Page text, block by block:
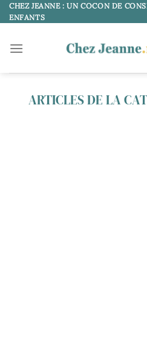
Passer
au
CHEZ JEANNE : UN COCON DE
ENFANTS